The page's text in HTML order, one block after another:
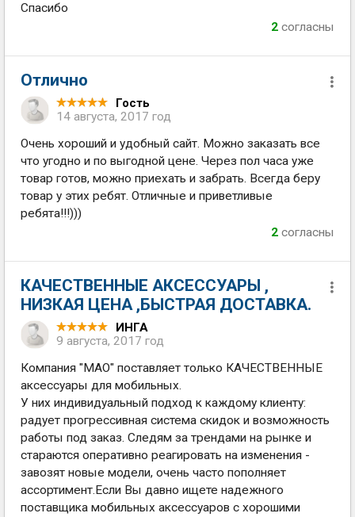
Спасибо
2 согласны
Отлично
Гость
14 августа, 2017 год
Очень хороший и удобный сайт. Можно заказать все
что угодно и по выгодной цене. Через пол часа уже
товар готов, можно приехать и забрать. Всегда беру
товар у этих ребят. Отличные и приветливые
ребята!!!)))
2 согласны
КАЧЕСТВЕННЫЕ АКСЕССУАРЫ ,
НИЗКАЯ ЦЕНА ,БЫСТРАЯ ДОСТАВКА.
ИНГА
9 августа, 2017 год
Компания "МАО" поставляет только КАЧЕСТВЕННЫЕ
аксессуары для мобильных.
У них индивидуальный подход к каждому клиенту:
радует прогрессивная система скидок и возможность
работы под заказ. Следям за трендами на рынке и
стараются оперативно реагировать на изменения -
завозят новые модели, очень часто пополняет
ассортимент.Если Вы давно ищете надежного
поставщика мобильных аксессуаров с хорошими